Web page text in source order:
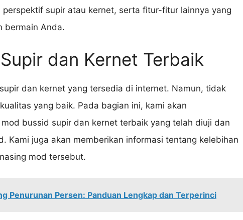
supir atau kernet, serta fitur-fitur lainnya yang
bermain Anda.
dan Kernet Terbaik
dan kernet yang tersedia di internet. Namun, tidak
yang baik. Pada bagian ini, kami akan
bussid supir dan kernet terbaik yang telah diuji dan
Kami juga akan memberikan informasi tentang kelebihan
mod tersebut.
Penurunan Persen: Panduan Lengkap dan Terperinci